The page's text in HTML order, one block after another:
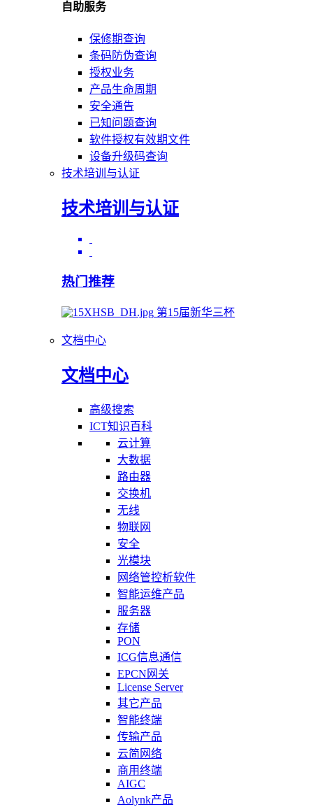
自助服务
保修期查询
条码防伪查询
授权业务
产品生命周期
安全通告
已知问题查询
软件授权有效期文件
设备升级码查询
技术培训与认证
技术培训与认证
热门推荐
第15届新华三杯
文档中心
文档中心
高级搜索
ICT知识百科
云计算
大数据
路由器
交换机
无线
物联网
安全
光模块
网络管控析软件
智能运维产品
服务器
存储
PON
ICG信息通信
EPCN网关
License Server
其它产品
智能终端
传输产品
云简网络
商用终端
AIGC
Aolynk产品